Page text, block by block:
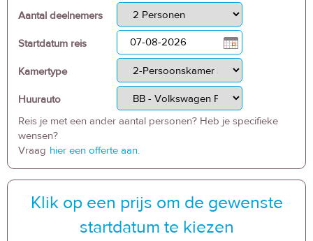
Aantal deelnemers
Startdatum reis
Kamertype
Huurauto
Reis je met een ander aantal personen? Heb je specifieke
wensen?
Vraag hier een offerte aan.
Klik op een prijs om de gewenste
startdatum te kiezen